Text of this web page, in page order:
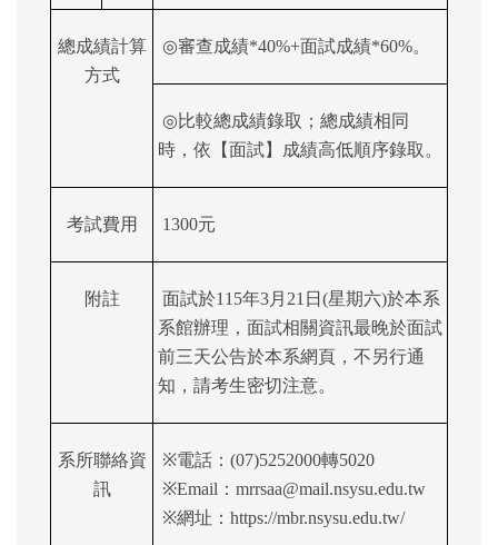
總成績計算
方式
◎審查成績*40%+面試成績*60%。
◎比較總成績錄取；總成績相同
時，依【面試】成績高低順序錄取。
考試費用 1300元
附註
面試於115年3月21日(星期六)於本系
系館辦理，面試相關資訊最晚於面試
前三天公告於本系網頁，不另行通
知，請考生密切注意。
系所聯絡資
訊
※電話：(07)5252000轉5020
※Email ： mrrsaa@mail.nsysu.edu.tw
※網址： https://mbr.nsysu.edu.tw/